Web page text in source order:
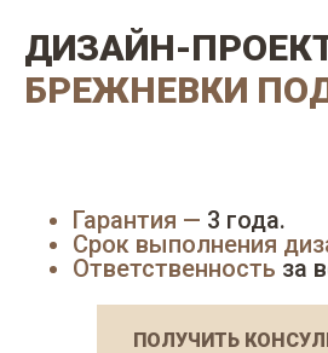
ДИЗАЙН-
БРЕЖНЕВКИ
Гарантия — 3 года.
Срок выполнения
Ответственность за
ПОЛУЧИТЬ